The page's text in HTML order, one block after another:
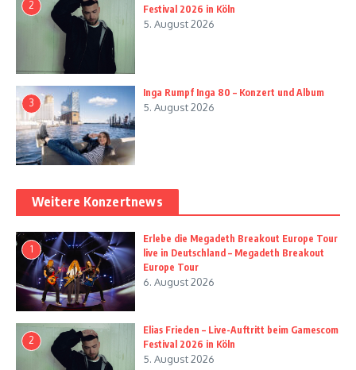
2
Festival 2026 in Köln
5. August 2026
3
Inga Rumpf Inga 80 – Konzert und Album
5. August 2026
Weitere Konzertnews
1
Erlebe die Megadeth Breakout Europe Tour
live in Deutschland – Megadeth Breakout
Europe Tour
6. August 2026
2
Elias Frieden – Live-Auftritt beim Gamescom
Festival 2026 in Köln
5. August 2026